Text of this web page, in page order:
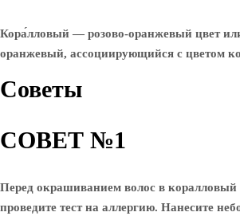
Кора́лловый — розово-оранжевый цвет
оранжевый, ассоциирующийся с цветом
Советы
СОВЕТ №1
Перед окрашиванием волос в коралловый
проведите тест на аллергию. Нанесите